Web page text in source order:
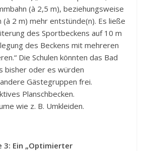
(à 2,5 m), beziehungsweise
(à 2 m) mehr entstünde(n). Es ließe
des Sportbeckens auf 10 m
des Beckens mit mehreren
Die Schulen könnten das Bad
bisher oder es würden
Gästegruppen frei.
Planschbecken.
wie z. B. Umkleiden.
3: Ein „Optimierter